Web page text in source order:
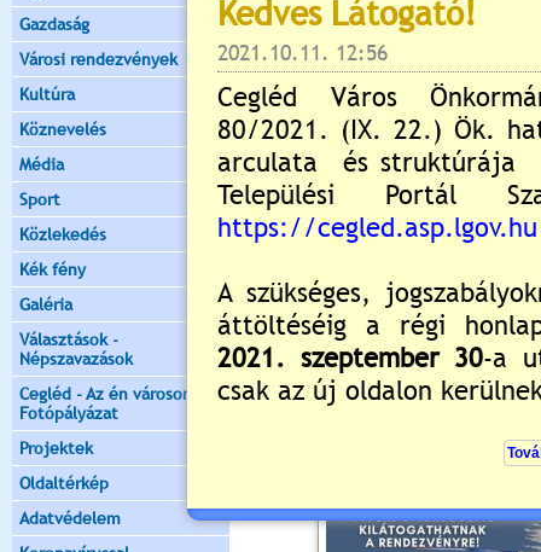
Gazdaság
Városi rendezvények
Kultúra
Köznevelés
Média
Sport
Közlekedés
Kék fény
Galéria
Választások -
Népszavazások
Cegléd - Az én városom -
Fotópályázat
Projektek
Oldaltérkép
Adatvédelem
Értékelés: 5/2
Tóparti kézműves és
2026.08.01. 09:00 Lejár